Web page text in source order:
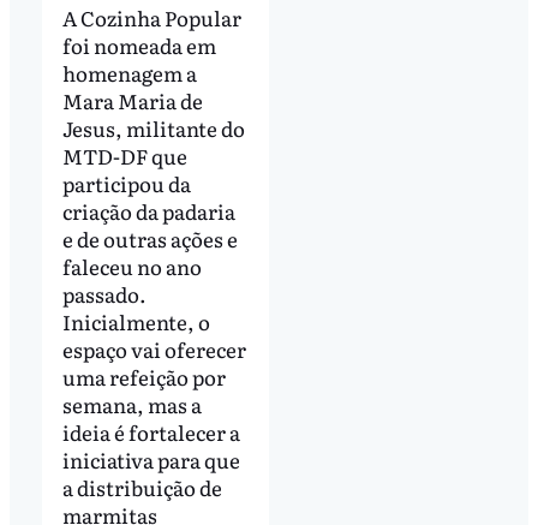
A Cozinha Popular
foi nomeada em
homenagem a
Mara Maria de
Jesus, militante do
MTD-DF que
participou da
criação da padaria
e de outras ações e
faleceu no ano
passado.
Inicialmente, o
espaço vai oferecer
uma refeição por
semana, mas a
ideia é fortalecer a
iniciativa para que
a distribuição de
marmitas